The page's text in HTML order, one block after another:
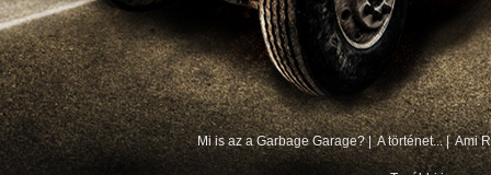
Mi is az a Garbage Garage? |A történet... |Ami